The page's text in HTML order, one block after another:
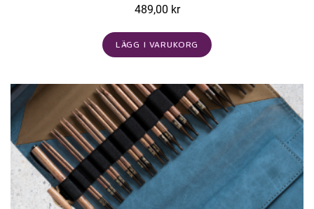
489,00 kr
LÄGG I VARUKORG